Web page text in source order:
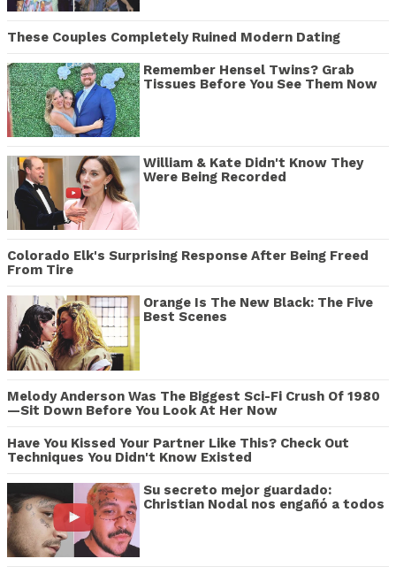
These Couples Completely Ruined Modern Dating
Remember Hensel Twins? Grab
Tissues Before You See Them Now
William & Kate Didn't Know They
Were Being Recorded
Colorado Elk's Surprising Response After Being Freed
From Tire
Orange Is The New Black: The Five
Best Scenes
Melody Anderson Was The Biggest Sci-Fi Crush Of 1980
—Sit Down Before You Look At Her Now
Have You Kissed Your Partner Like This? Check Out
Techniques You Didn't Know Existed
Su secreto mejor guardado:
Christian Nodal nos engañó a todos